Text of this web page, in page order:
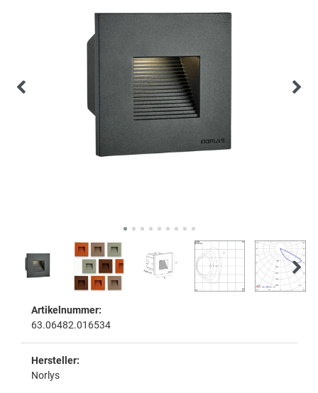
Artikelnummer:
63.06482.016534
Hersteller:
Norlys